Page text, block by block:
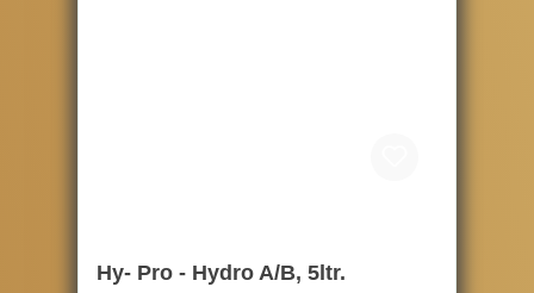
Hy- Pro - Hydro A/B, 5ltr.